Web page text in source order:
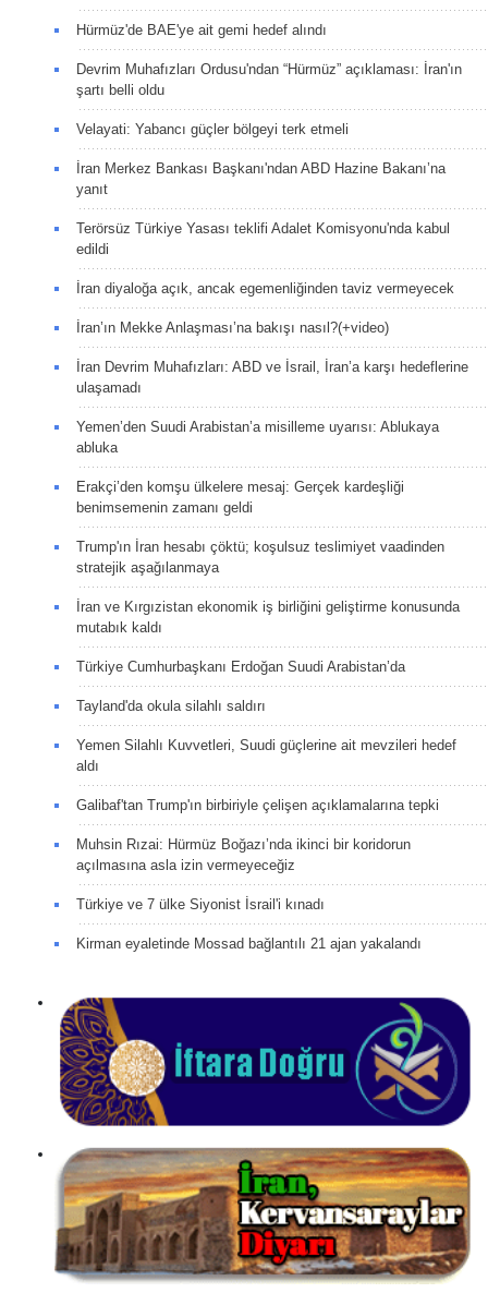
Hürmüz'de BAE'ye ait gemi hedef alındı
Devrim Muhafızları Ordusu'ndan “Hürmüz” açıklaması: İran'ın
şartı belli oldu
Velayati: Yabancı güçler bölgeyi terk etmeli
İran Merkez Bankası Başkanı'ndan ABD Hazine Bakanı’na
yanıt
Terörsüz Türkiye Yasası teklifi Adalet Komisyonu'nda kabul
edildi
İran diyaloğa açık, ancak egemenliğinden taviz vermeyecek
İran’ın Mekke Anlaşması’na bakışı nasıl?(+video)
İran Devrim Muhafızları: ABD ve İsrail, İran’a karşı hedeflerine
ulaşamadı
Yemen’den Suudi Arabistan’a misilleme uyarısı: Ablukaya
abluka
Erakçi’den komşu ülkelere mesaj: Gerçek kardeşliği
benimsemenin zamanı geldi
Trump'ın İran hesabı çöktü; koşulsuz teslimiyet vaadinden
stratejik aşağılanmaya
İran ve Kırgızistan ekonomik iş birliğini geliştirme konusunda
mutabık kaldı
Türkiye Cumhurbaşkanı Erdoğan Suudi Arabistan’da
Tayland'da okula silahlı saldırı
Yemen Silahlı Kuvvetleri, Suudi güçlerine ait mevzileri hedef
aldı
Galibaf'tan Trump'ın birbiriyle çelişen açıklamalarına tepki
Muhsin Rızai: Hürmüz Boğazı’nda ikinci bir koridorun
açılmasına asla izin vermeyeceğiz
Türkiye ve 7 ülke Siyonist İsrail'i kınadı
Kirman eyaletinde Mossad bağlantılı 21 ajan yakalandı